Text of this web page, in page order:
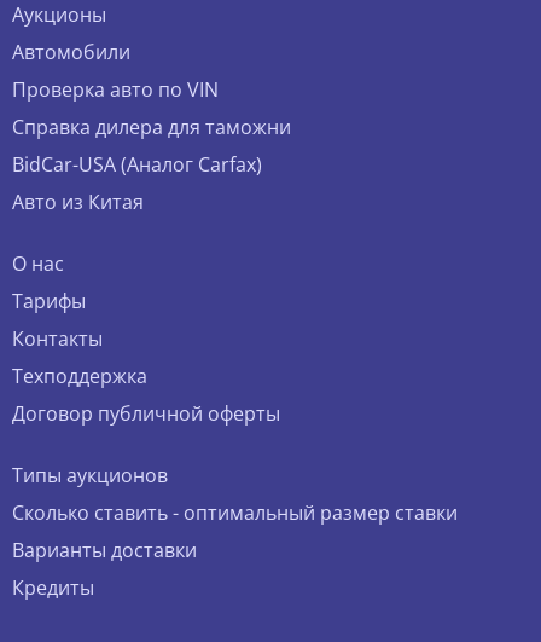
Аукционы
Автомобили
Проверка авто по VIN
Справка дилера для таможни
BidCar-USA (Аналог Carfax)
Авто из Китая
О нас
Тарифы
Контакты
Техподдержка
Договор публичной оферты
Типы аукционов
Сколько ставить - оптимальный размер ставки
Варианты доставки
Кредиты